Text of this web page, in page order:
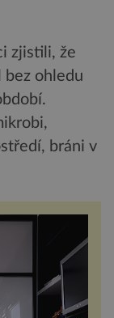
zjistili, že
ohledu
bráni v